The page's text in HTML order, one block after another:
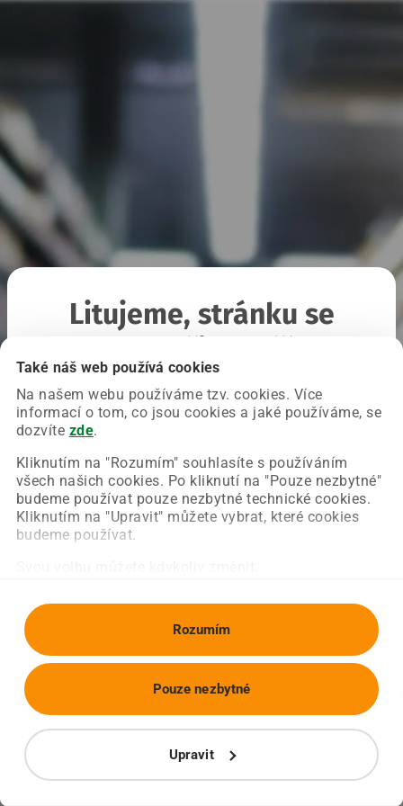
Také náš web používá cookies
Na našem webu používáme tzv. cookies. Více
informací o tom, co jsou cookies a jaké používáme, se
dozvíte zde.
Kliknutím na "Rozumím" souhlasíte s používáním
všech našich cookies. Po kliknutí na "Pouze nezbytné"
budeme používat pouze nezbytné technické cookies.
Kliknutím na "Upravit" můžete vybrat, které cookies
budeme používat.
Rozumím
Upravit
Pouze nezbytné
Litujeme, stránku se
Chyba nastala na naší straně a už ji opravujeme.
Zkuste prosím znovu načíst požadovanou stránku.
Obnovit stránku Úvodní strana